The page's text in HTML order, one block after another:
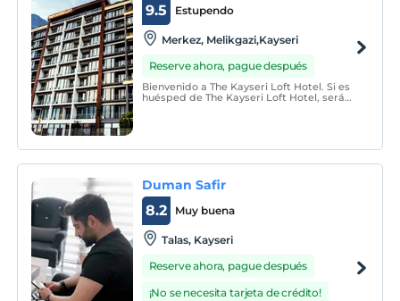
Estupendo
9.5
Merkez, Melikgazi,Kayseri
Reserve ahora, pague después
Bienvenido a The Kayseri Loft Hotel. Si es
huésped de The Kayseri Loft Hotel, será
Duman Safir
Muy buena
8.2
Talas, Kayseri
Reserve ahora, pague después
¡No se necesita tarjeta de crédito!